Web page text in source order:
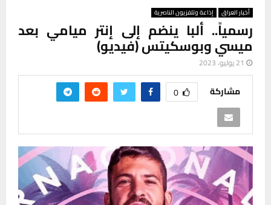
أخبار العراق إذاعة وتلفزيون الناصرية
رسمياً.. ألبا ينضم إلى إنتر ميامي بعد
ميسي وبوسكيتس (فيديو)
21 يوليو، 2023
مشاركة 0